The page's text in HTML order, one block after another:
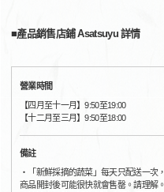
■產品銷售店鋪 Asatsuyu 詳情
營業時間
【四月至十一月】9:50至19:00
【十二月至三月】9:50至18:00
備註
・「新鮮採摘的蔬菜」每天只配送一次
商品開封後可能很快就會售罄。請理解。